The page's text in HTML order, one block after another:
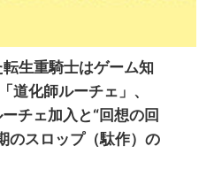
転生重騎士はゲーム知
道化師ルーチェ」、
チェ加入と“回想の回
のスロップ（駄作）の